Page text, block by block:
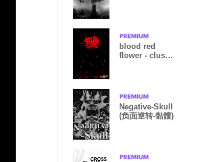
blood red
flower - cluster
Negative-Skull
(负面逆转-骷髏)